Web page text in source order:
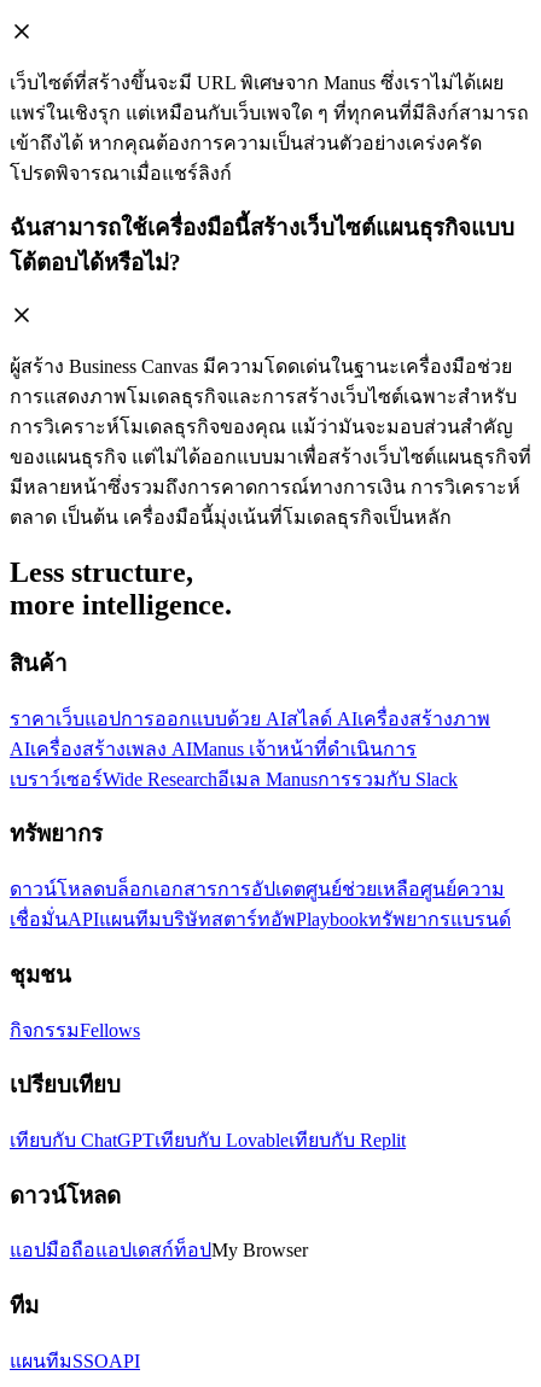
เว็บไซต์ที่สร้างขึ้นจะมี URL พิเศษจาก Manus ซึ่งเราไม่ได้เผย
แพร่ในเชิงรุก แต่เหมือนกับเว็บเพจใด ๆ ที่ทุกคนที่มีลิงก์สามารถ
เข้าถึงได้ หากคุณต้องการความเป็นส่วนตัวอย่างเคร่งครัด
โปรดพิจารณาเมื่อแชร์ลิงก์
ฉันสามารถใช้เครื่องมือนี้สร้างเว็บไซต์แผนธุรกิจแบบ
โต้ตอบได้หรือไม่?
ผู้สร้าง Business Canvas มีความโดดเด่นในฐานะเครื่องมือช่วย
การแสดงภาพโมเดลธุรกิจและการสร้างเว็บไซต์เฉพาะสำหรับ
การวิเคราะห์โมเดลธุรกิจของคุณ แม้ว่ามันจะมอบส่วนสำคัญ
ของแผนธุรกิจ แต่ไม่ได้ออกแบบมาเพื่อสร้างเว็บไซต์แผนธุรกิจที่
มีหลายหน้าซึ่งรวมถึงการคาดการณ์ทางการเงิน การวิเคราะห์
ตลาด เป็นต้น เครื่องมือนี้มุ่งเน้นที่โมเดลธุรกิจเป็นหลัก
Less structure,
more intelligence.
สินค้า
ราคาเว็บแอปการออกแบบด้วย AIสไลด์ AIเครื่องสร้างภาพ
AIเครื่องสร้างเพลง AIManus เจ้าหน้าที่ดำเนินการ
เบราว์เซอร์Wide Researchอีเมล Manusการรวมกับ Slack
ทรัพยากร
ดาวน์โหลดบล็อกเอกสารการอัปเดตศูนย์ช่วยเหลือศูนย์ความ
เชื่อมั่นAPIแผนทีมบริษัทสตาร์ทอัพPlaybookทรัพยากรแบรนด์
ชุมชน
กิจกรรมFellows
เปรียบเทียบ
เทียบกับ ChatGPTเทียบกับ Lovableเทียบกับ Replit
ดาวน์โหลด
แอปมือถือแอปเดสก์ท็อปMy Browser
ทีม
แผนทีมSSOAPI